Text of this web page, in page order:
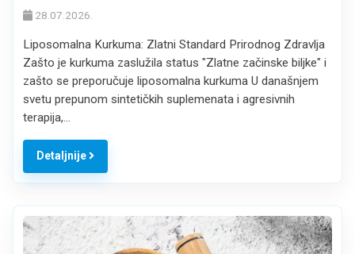
28.07.2026.
Liposomalna Kurkuma: Zlatni Standard Prirodnog Zdravlja
Zašto je kurkuma zaslužila status "Zlatne začinske biljke" i
zašto se preporučuje liposomalna kurkuma U današnjem
svetu prepunom sintetičkih suplemenata i agresivnih
terapija,…
Detaljnije